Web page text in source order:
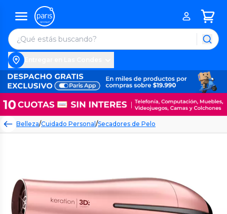
Belleza/Cuidado Personal/Secadores de Pelo